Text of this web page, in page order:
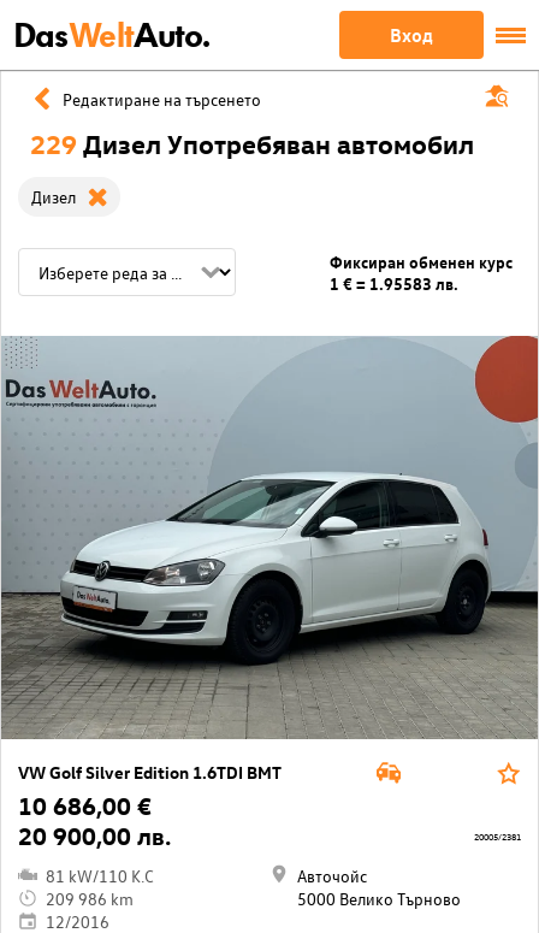
DasWeltAuto. Вход
Редактиране на търсенето
229 Дизел Употребяван автомобил
Дизел
Фиксиран обменен курс
1 € = 1.95583 лв.
VW Golf Silver Edition 1.6TDI BMT
10 686,00 €
20 900,00 лв.
81 kW/110 K.C
209 986 km
12/2016
Авточойс
5000 Велико Търново
20005/2381